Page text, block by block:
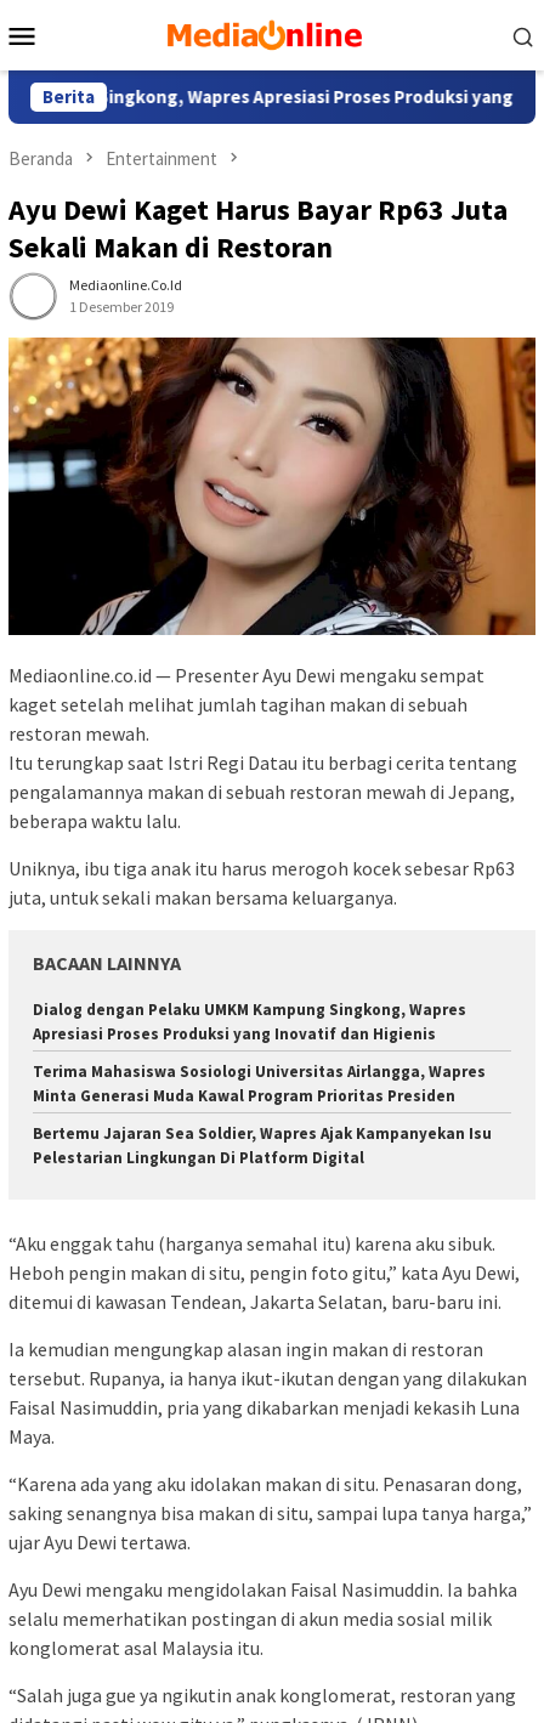
ke
Mobile
Berita
Singkong, Wapres Apresiasi Proses Produksi yang Inovatif
Beranda Entertainment
Ayu Dewi Kaget Harus Bayar Rp63 Juta
Sekali Makan di Restoran
Mediaonline.co.id
1 Desember 2019
Mediaonline.co.id — Presenter Ayu Dewi mengaku sempat
kaget setelah melihat jumlah tagihan makan di sebuah
restoran mewah.
Itu terungkap saat Istri Regi Datau itu berbagi cerita tentang
pengalamannya makan di sebuah restoran mewah di Jepang,
beberapa waktu lalu.
Uniknya, ibu tiga anak itu harus merogoh kocek sebesar Rp63
juta, untuk sekali makan bersama keluarganya.
BACAAN LAINNYA
Dialog dengan Pelaku UMKM Kampung Singkong, Wapres
Apresiasi Proses Produksi yang Inovatif dan Higienis
Terima Mahasiswa Sosiologi Universitas Airlangga, Wapres
Minta Generasi Muda Kawal Program Prioritas Presiden
Bertemu Jajaran Sea Soldier, Wapres Ajak Kampanyekan Isu
Pelestarian Lingkungan Di Platform Digital
“Aku enggak tahu (harganya semahal itu) karena aku sibuk.
Heboh pengin makan di situ, pengin foto gitu,” kata Ayu Dewi,
ditemui di kawasan Tendean, Jakarta Selatan, baru-baru ini.
Ia kemudian mengungkap alasan ingin makan di restoran
tersebut. Rupanya, ia hanya ikut-ikutan dengan yang dilakukan
Faisal Nasimuddin, pria yang dikabarkan menjadi kekasih Luna
Maya.
“Karena ada yang aku idolakan makan di situ. Penasaran dong,
saking senangnya bisa makan di situ, sampai lupa tanya harga,”
ujar Ayu Dewi tertawa.
Ayu Dewi mengaku mengidolakan Faisal Nasimuddin. Ia bahka
selalu memerhatikan postingan di akun media sosial milik
konglomerat asal Malaysia itu.
“Salah juga gue ya ngikutin anak konglomerat, restoran yang